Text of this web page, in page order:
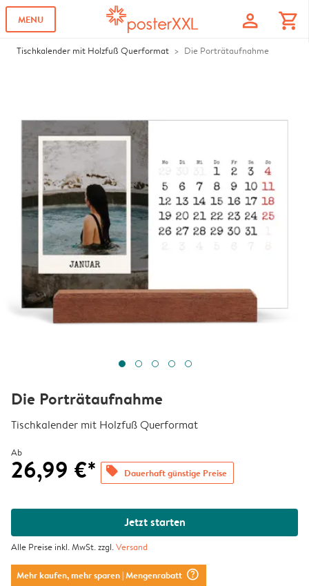
MENU profile shopping_cart
Tischkalender mit Holzfuß Querformat Die Porträtaufnahme
Die Porträtaufnahme
Tischkalender mit Holzfuß Querformat
Ab
26,99 €* offers Dauerhaft günstige Preise
Jetzt starten
Alle Preise inkl. MwSt. zzgl.Versand
Mehr kaufen, mehr sparen| Mengenrabatt question_mark_circle